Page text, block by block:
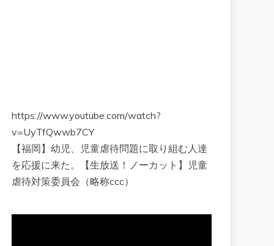
https://www.youtube.com/watch?
v=UyTfQwwb7CY
【福岡】幼児、児童虐待問題に取り組む人達
を応援に来た。【生放送！ノーカット】児童
虐待対策委員会（略称ccc）